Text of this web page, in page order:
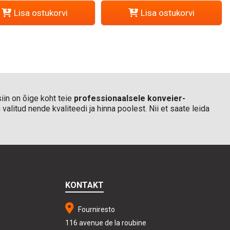
Lisa ostukorvi Lisa ostukorvi
on õige koht teie professionaalsele konveier-
nende kvaliteedi ja hinna poolest. Nii et saate leida
KONTAKT
Fourniresto
116 avenue de la roubine